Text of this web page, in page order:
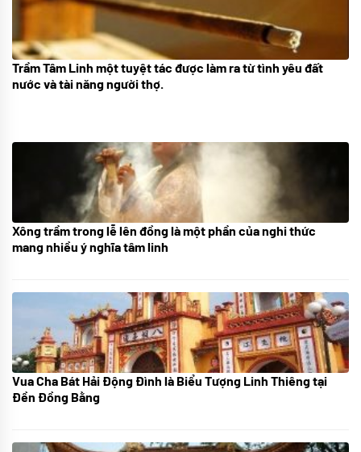
09/06/2024
Trầm Tâm Linh một tuyệt tác được làm ra từ tình yêu đất
nước và tài năng người thợ.
21/07/2024
Xông trầm trong lễ lên đồng là một phần của nghi thức
mang nhiều ý nghĩa tâm linh
08/07/2024
Vua Cha Bát Hải Động Đình là Biểu Tượng Linh Thiêng tại
Đền Đồng Bằng